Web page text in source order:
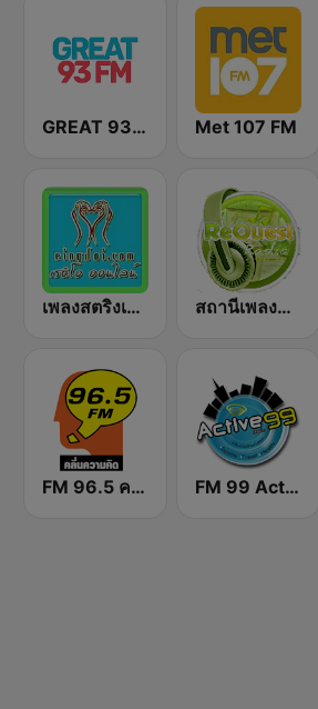
GREAT 93 | ONLINE Met 107 FM
เพลงสตริงเก่า Eingdoi Radio สถานีเพลงสตริง Request Radio
FM 96.5 คลื่นความคิด Thinking Radio FM 99 Active Radio